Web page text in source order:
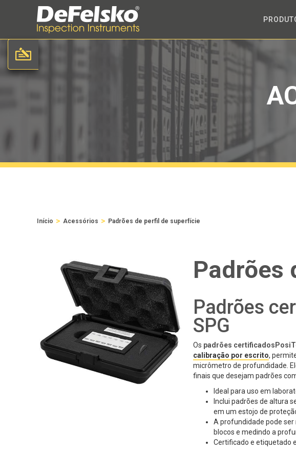
Início > Acessórios > Padrões de perfil de superfície
Padrões
Padrões
SPG
Os padrões
calibração por escrito,
micrômetro de profundidade.
finais que desejam padrões
Ideal para uso em
Inclui padrões de altura
em um estojo de
A profundidade pode ser
blocos e medindo a
Certificado e etiquetado